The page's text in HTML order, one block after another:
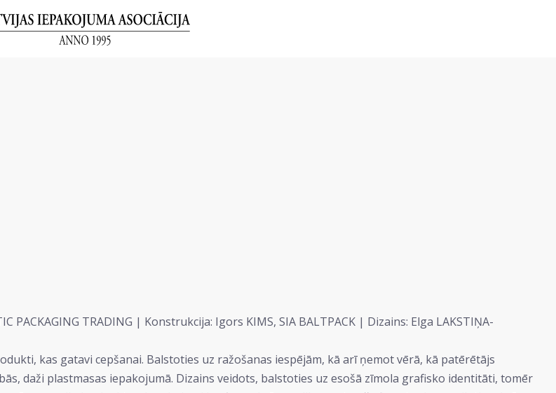
PACKAGING TRADING | Konstrukcija: Igors KIMS, SIA BALTPACK | Dizains: Elga LAKSTIŅA-
kas gatavi cepšanai. Balstoties uz ražošanas iespējām, kā arī ņemot vērā, kā patērētājs
daži plastmasas iepakojumā. Dizains veidots, balstoties uz esošā zīmola grafisko identitāti, tomēr